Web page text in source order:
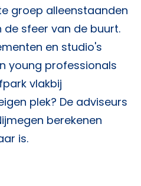
groep alleenstaanden
sfeer van de buurt.
en studio's
young professionals
vlakbij
plek? De adviseurs
berekenen
is.